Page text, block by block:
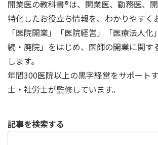
開業医の教科書®は、開業医、勤務医、
特化したお役立ち情報を、わかりやすく
「医院開業」「医院経営」「医療法人
続・廃院」をはじめ、医師の開業に関す
します。
年間300医院以上の黒字経営をサポート
士・社労士が監修しています。
記事を検索する